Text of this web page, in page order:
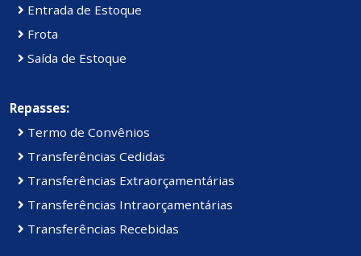
Entrada de Estoque
Frota
Saída de Estoque
Repasses:
Termo de Convênios
Transferências Cedidas
Transferências Extraorçamentárias
Transferências Intraorçamentárias
Transferências Recebidas